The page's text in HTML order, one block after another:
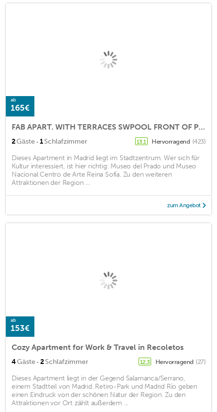
ab
165€
FAB APART. WITH TERRACES SWPOOL FRONT OF PRADO MUSEUM.
2Gäste · 1Schlafzimmer 13,1 Hervorragend (423)
Dieses Apartment in Madrid liegt im Stadtzentrum. Wer sich für
Kultur interessiert, ist hier richtig: Museo del Prado und Museo
Nacional Centro de Arte Reina Sofía. Zu den weiteren
Attraktionen der Region ...
zum Angebot
ab
153€
Cozy Apartment for Work & Travel in Recoletos
4Gäste · 2Schlafzimmer 12,3 Hervorragend (27)
Dieses Apartment liegt in der Gegend Salamanca/Serrano,
einem Stadtteil von Madrid. Retiro-Park und Madrid Río geben
einen Eindruck von der schönen Natur der Region. Zu den
Attraktionen vor Ort zählt außerdem ...